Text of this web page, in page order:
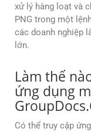
xử lý hàng loạt và
PNG trong một
các doanh nghiệp
lớn.
Làm thế
ứng dụng
Có thể truy cập